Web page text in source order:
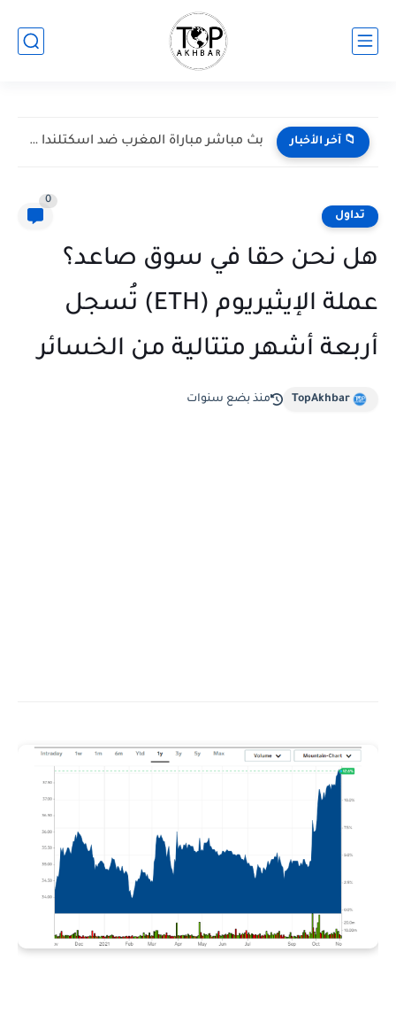
📁 آخر الأخبار بث مباشر مباراة المغرب ضد اسكتلندا في كأس العالم 2026...
تداول
0
هل نحن حقا في سوق صاعد؟
عملة الإيثيريوم (ETH) تُسجل
أربعة أشهر متتالية من الخسائر
TopAkhbar منذ بضع سنوات